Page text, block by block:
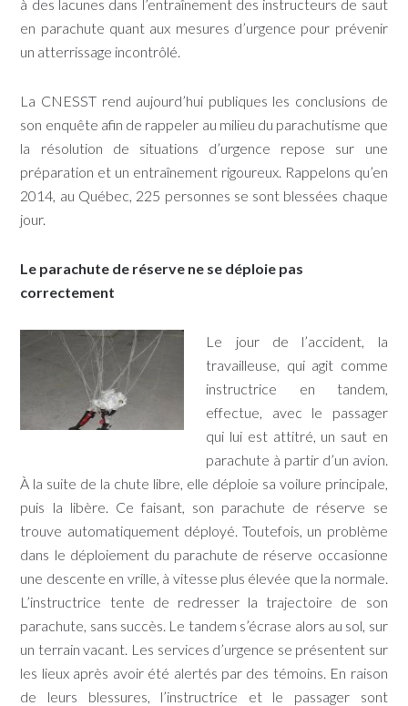
à des lacunes dans l’entraînement des instructeurs de saut
en parachute quant aux mesures d’urgence pour prévenir
un atterrissage incontrôlé.
La CNESST rend aujourd’hui publiques les conclusions de
son enquête afin de rappeler au milieu du parachutisme que
la résolution de situations d’urgence repose sur une
préparation et un entraînement rigoureux. Rappelons qu’en
2014, au Québec, 225 personnes se sont blessées chaque
jour.
Le parachute de réserve ne se déploie pas
correctement
Le jour de l’accident, la
travailleuse, qui agit comme
instructrice en tandem,
effectue, avec le passager
qui lui est attitré, un saut en
parachute à partir d’un avion.
À la suite de la chute libre, elle déploie sa voilure principale,
puis la libère. Ce faisant, son parachute de réserve se
trouve automatiquement déployé. Toutefois, un problème
dans le déploiement du parachute de réserve occasionne
une descente en vrille, à vitesse plus élevée que la normale.
L’instructrice tente de redresser la trajectoire de son
parachute, sans succès. Le tandem s’écrase alors au sol, sur
un terrain vacant. Les services d’urgence se présentent sur
les lieux après avoir été alertés par des témoins. En raison
de leurs blessures, l’instructrice et le passager sont